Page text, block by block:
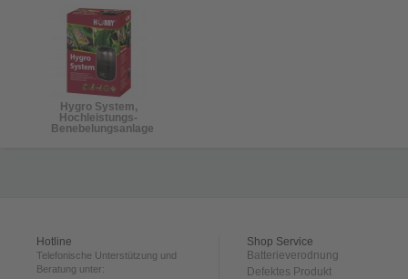
Hygro System,
Hochleistungs-
Benebelungsanlage
Hotline
Telefonische Unterstützung und
Beratung unter:
Shop Service
Batterieverodnung
Defektes Produkt